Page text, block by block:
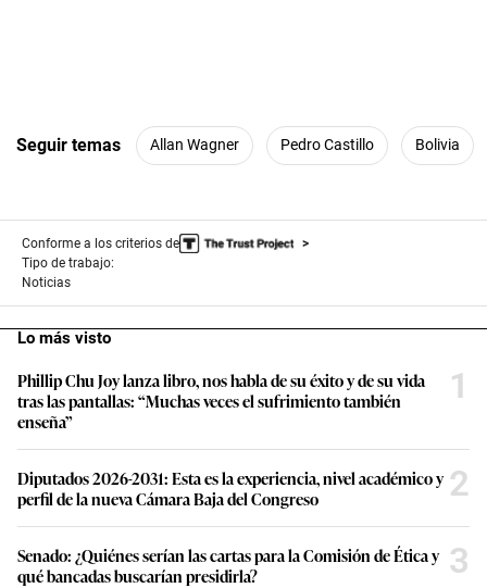
Seguir temas Allan Wagner Pedro Castillo Bolivia
Conforme a los criterios de
Tipo de trabajo:
Noticias
Lo más visto
Phillip Chu Joy lanza libro, nos habla de su éxito y de su vida
tras las pantallas: “Muchas veces el sufrimiento también
enseña”
1
Diputados 2026-2031: Esta es la experiencia, nivel académico y
perfil de la nueva Cámara Baja del Congreso
2
Senado: ¿Quiénes serían las cartas para la Comisión de Ética y
qué bancadas buscarían presidirla?
3